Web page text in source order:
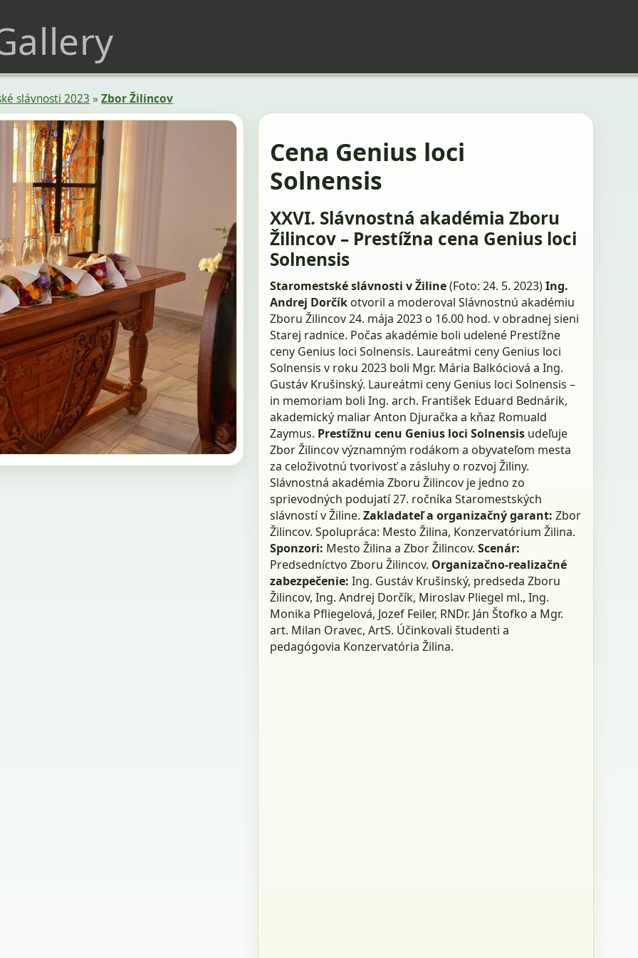
slávnosti 2023 »Zbor Žilincov
Cena Genius loci
Solnensis
XXVI. Slávnostná akadémia Zboru
Žilincov – Prestížna cena Genius loci
Solnensis
Staromestské slávnosti v Žiline(Foto: 24. 5. 2023)Ing.
Andrej Dorčík otvoril a moderoval Slávnostnú akadémiu
Zboru Žilincov 24. mája 2023 o 16.00 hod. v obradnej sieni
Starej radnice. Počas akadémie boli udelené Prestížne
ceny Genius loci Solnensis. Laureátmi ceny Genius loci
Solnensis v roku 2023 boli Mgr. Mária Balkóciová a Ing.
Gustáv Krušinský. Laureátmi ceny Genius loci Solnensis –
in memoriam boli Ing. arch. František Eduard Bednárik,
akademický maliar Anton Djuračka a kňaz Romuald
Zaymus. Prestížnu cenu Genius loci Solnensisudeľuje
Zbor Žilincov významným rodákom a obyvateľom mesta
za celoživotnú tvorivosť a zásluhy o rozvoj Žiliny.
Slávnostná akadémia Zboru Žilincov je jedno zo
sprievodných podujatí 27. ročníka Staromestských
slávností v Žiline. Zakladateľ a organizačný garant: Zbor
Žilincov. Spolupráca: Mesto Žilina, Konzervatórium Žilina.
Sponzori: Mesto Žilina a Zbor Žilincov. Scenár:
Predsedníctvo Zboru Žilincov. Organizačno-realizačné
zabezpečenie: Ing. Gustáv Krušinský, predseda Zboru
Žilincov, Ing. Andrej Dorčík, Miroslav Pliegel ml., Ing.
Monika Pfliegelová, Jozef Feiler, RNDr. Ján Štofko a Mgr.
art. Milan Oravec, ArtS. Účinkovali študenti a
pedagógovia Konzervatória Žilina.